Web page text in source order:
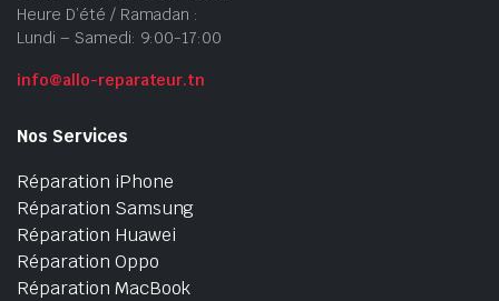
Heure D’été / Ramadan :
Lundi – Samedi: 9:00-17:00
info@allo-reparateur.tn
Nos Services
Réparation iPhone
Réparation Samsung
Réparation Huawei
Réparation Oppo
Réparation MacBook